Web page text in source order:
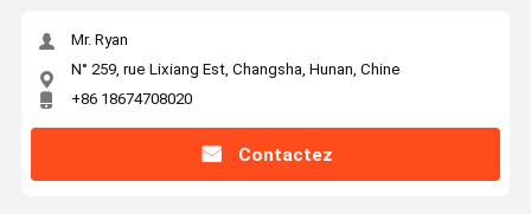
Mr. Ryan
N° 259, rue Lixiang Est, Changsha, Hunan, Chine
+86 18674708020
Contactez